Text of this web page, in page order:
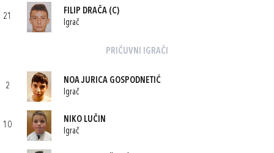
21
FILIP DRAČA (C)
Igrač
PRIČUVNI IGRAČI
2
NOA JURICA GOSPODNETIĆ
Igrač
10
NIKO LUČIN
Igrač